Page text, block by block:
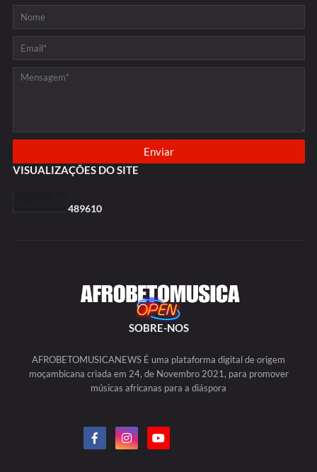
VISUALIZAÇÕES DO SITE
489610
SOBRE-NOS
AFROBETOMUSICANEWS É uma plataforma digital de origem
moçambicana criada em 24, de Novembro 2021, para promover
músicas africanas para a diáspora